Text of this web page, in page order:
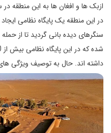
در این منطقه یک پایگاه نظامی
سنگرهای دیده بانی گردید تا از
داشته اند. حال به توصیف ویژگی